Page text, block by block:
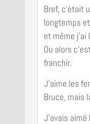
Bref, c’était
longtemps
et même j’ai
Ou alors
franchir.
J’aime les
Bruce, mais
J’avais